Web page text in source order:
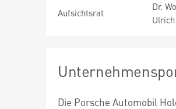
Aufsichtsrat
Dr.
Die Porsche Automobil